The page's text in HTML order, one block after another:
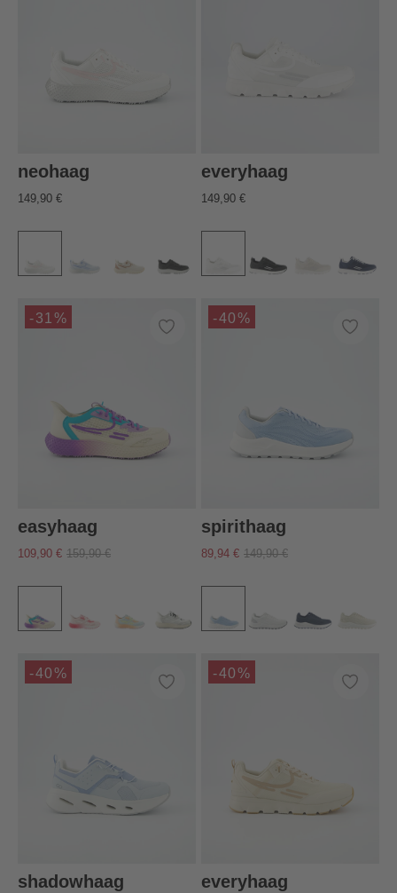
neohaag
149,90 €
everyhaag
149,90 €
-31%
easyhaag
109,90 € 159,90 €
-40%
spirithaag
89,94 € 149,90 €
-40%
shadowhaag
-40%
everyhaag